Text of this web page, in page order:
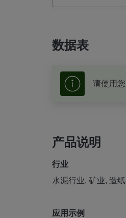
数据表
请使用
产品说明
行业
水泥行业, 矿业, 造
应用示例